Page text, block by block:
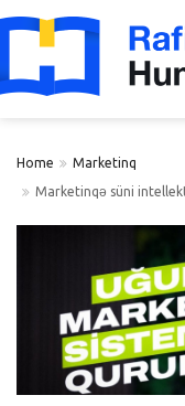
Home
Marketinq
Marketinqə süni